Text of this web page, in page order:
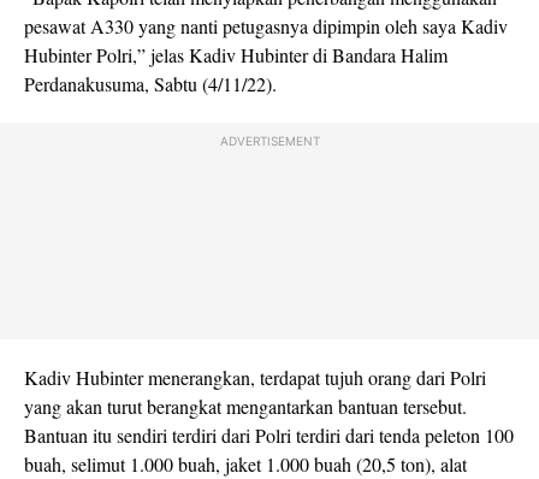
pesawat A330 yang nanti petugasnya dipimpin oleh saya Kadiv
Hubinter Polri,” jelas Kadiv Hubinter di Bandara Halim
Perdanakusuma, Sabtu (4/11/22).
ADVERTISEMENT
Kadiv Hubinter menerangkan, terdapat tujuh orang dari Polri
yang akan turut berangkat mengantarkan bantuan tersebut.
Bantuan itu sendiri terdiri dari Polri terdiri dari tenda peleton 100
buah, selimut 1.000 buah, jaket 1.000 buah (20,5 ton), alat